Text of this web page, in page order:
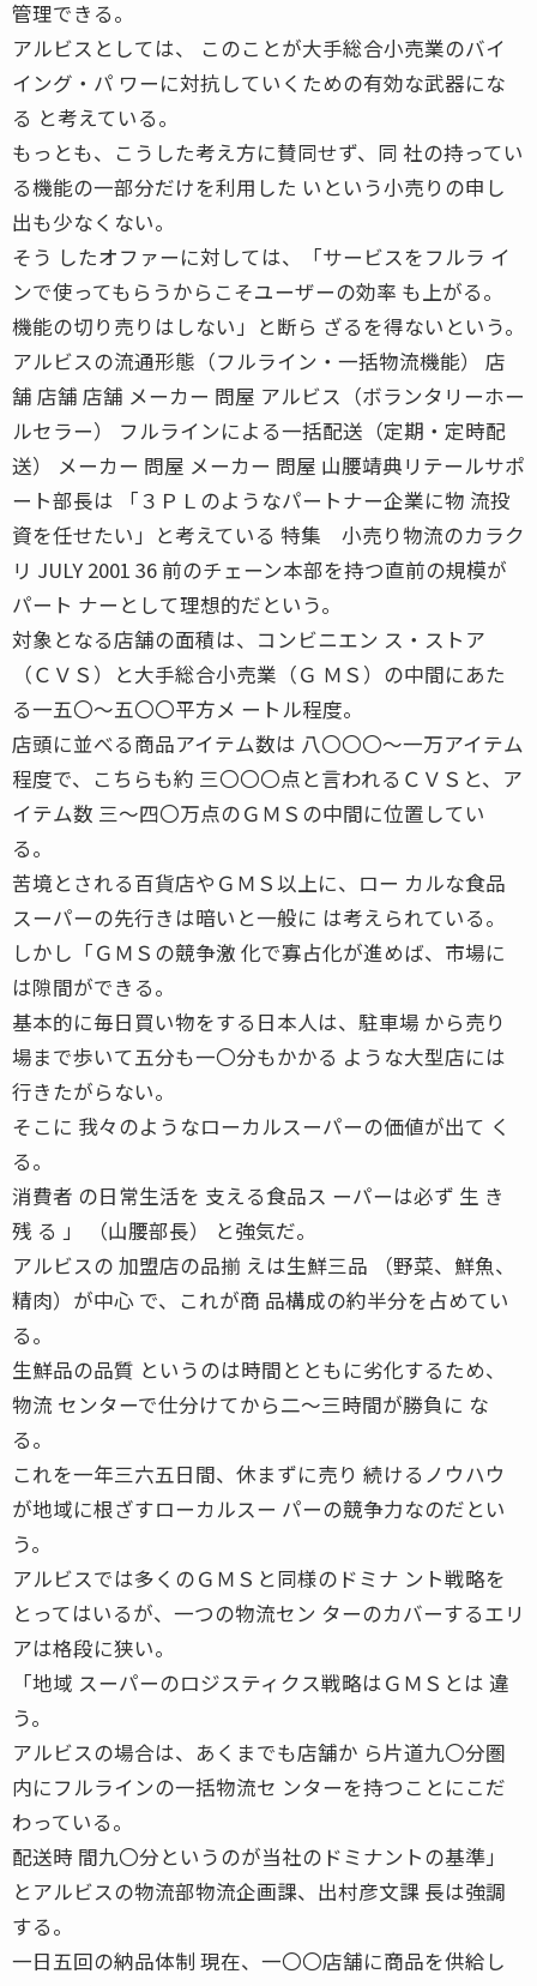
管理できる。
アルビスとしては、 このことが大手総合小売業のバイ
イング・パ ワーに対抗していくための有効な武器にな
る と考えている。
もっとも、こうした考え方に賛同せず、同 社の持ってい
る機能の一部分だけを利用した いという小売りの申し
出も少なくない。
そう したオファーに対しては、「サービスをフルラ イ
ンで使ってもらうからこそユーザーの効率 も上がる。
機能の切り売りはしない」と断ら ざるを得ないという。
アルビスの流通形態（フルライン・一括物流機能） 店
舗 店舗 店舗 メーカー 問屋 アルビス（ボランタリーホー
ルセラー） フルラインによる一括配送（定期・定時配
送） メーカー 問屋 メーカー 問屋 山腰靖典リテールサポ
ート部長は 「３ＰＬのようなパートナー企業に物 流投
資を任せたい」と考えている 特集 小売り物流のカラク
リ JULY 2001 36 前のチェーン本部を持つ直前の規模が
パート ナーとして理想的だという。
対象となる店舗の面積は、コンビニエン ス・ストア
（ＣＶＳ）と大手総合小売業（Ｇ ＭＳ）の中間にあた
る一五〇〜五〇〇平方メ ートル程度。
店頭に並べる商品アイテム数は 八〇〇〇〜一万アイテム
程度で、こちらも約 三〇〇〇点と言われるＣＶＳと、ア
イテム数 三〜四〇万点のＧＭＳの中間に位置してい
る。
苦境とされる百貨店やＧＭＳ以上に、ロー カルな食品
スーパーの先行きは暗いと一般に は考えられている。
しかし「ＧＭＳの競争激 化で寡占化が進めば、市場に
は隙間ができる。
基本的に毎日買い物をする日本人は、駐車場 から売り
場まで歩いて五分も一〇分もかかる ような大型店には
行きたがらない。
そこに 我々のようなローカルスーパーの価値が出て く
る。
消費者 の日常生活を 支える食品ス ーパーは必ず 生 き
残 る 」 （山腰部長） と強気だ。
アルビスの 加盟店の品揃 えは生鮮三品 （野菜、鮮魚、
精肉）が中心 で、これが商 品構成の約半分を占めてい
る。
生鮮品の品質 というのは時間とともに劣化するため、
物流 センターで仕分けてから二〜三時間が勝負に な
る。
これを一年三六五日間、休まずに売り 続けるノウハウ
が地域に根ざすローカルスー パーの競争力なのだとい
う。
アルビスでは多くのＧＭＳと同様のドミナ ント戦略を
とってはいるが、一つの物流セン ターのカバーするエリ
アは格段に狭い。
「地域 スーパーのロジスティクス戦略はＧＭＳとは 違
う。
アルビスの場合は、あくまでも店舗か ら片道九〇分圏
内にフルラインの一括物流セ ンターを持つことにこだ
わっている。
配送時 間九〇分というのが当社のドミナントの基準」
とアルビスの物流部物流企画課、出村彦文課 長は強調
する。
一日五回の納品体制 現在、一〇〇店舗に商品を供給し